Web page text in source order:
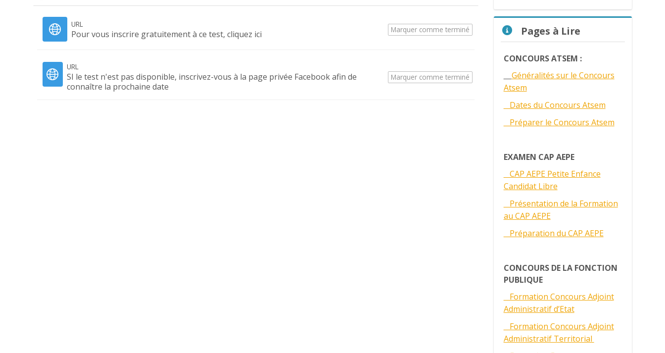
URL
Pour vous inscrire gratuitement à ce test, cliquez ici Marquer comme terminé
URL
SI le test n'est pas disponible, inscrivez-vous à la page privée Facebook afin de
connaître la prochaine date
Marquer comme terminé
Pages à Lire
CONCOURS ATSEM :
Généralités sur le Concours
Atsem
Dates du Concours Atsem
Préparer le Concours Atsem
EXAMEN CAP AEPE
CAP AEPE Petite Enfance
Candidat Libre
Présentation de la Formation
au CAP AEPE
Préparation du CAP AEPE
CONCOURS DE LA FONCTION
PUBLIQUE
Formation Concours Adjoint
Administratif d’Etat
Formation Concours Adjoint
Administratif Territorial